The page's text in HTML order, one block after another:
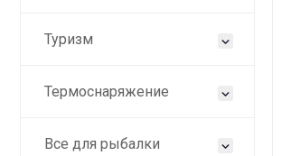
Туризм
Термоснаряжение
Все для рыбалки